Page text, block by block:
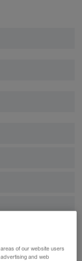
of our website users
and web